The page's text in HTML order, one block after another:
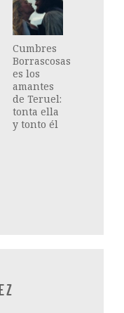
Cumbres
Borrascosas
es los
amantes
de Teruel:
tonta ella
y tonto él